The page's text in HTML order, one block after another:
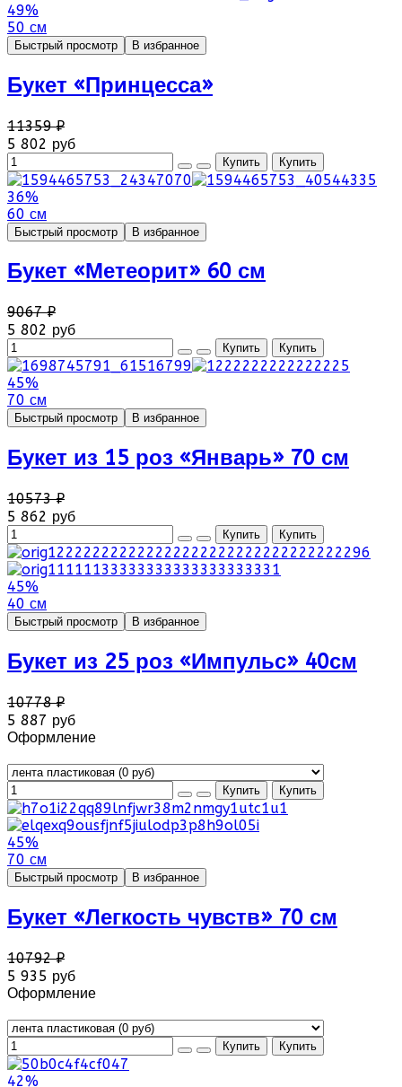
49%
50 см
Быстрый просмотр В избранное
Букет «Принцесса»
11359 ₽
5 802 руб
36%
60 см
Быстрый просмотр В избранное
Букет «Метеорит» 60 см
9067 ₽
5 802 руб
45%
70 см
Быстрый просмотр В избранное
Букет из 15 роз «Январь» 70 см
10573 ₽
5 862 руб
45%
40 см
Быстрый просмотр В избранное
Букет из 25 роз «Импульс» 40см
10778 ₽
5 887 руб
Оформление
45%
70 см
Быстрый просмотр В избранное
Букет «Легкость чувств» 70 см
10792 ₽
5 935 руб
Оформление
42%